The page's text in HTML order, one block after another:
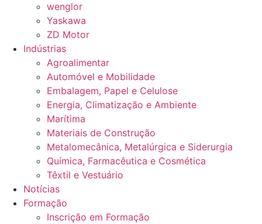
wenglor
Yaskawa
ZD Motor
Indústrias
Agroalimentar
Automóvel e Mobilidade
Embalagem, Papel e Celulose
Energia, Climatização e Ambiente
Marítima
Materiais de Construção
Metalomecânica, Metalúrgica e Siderurgia
Química, Farmacêutica e Cosmética
Têxtil e Vestuário
Notícias
Formação
Inscrição em Formação